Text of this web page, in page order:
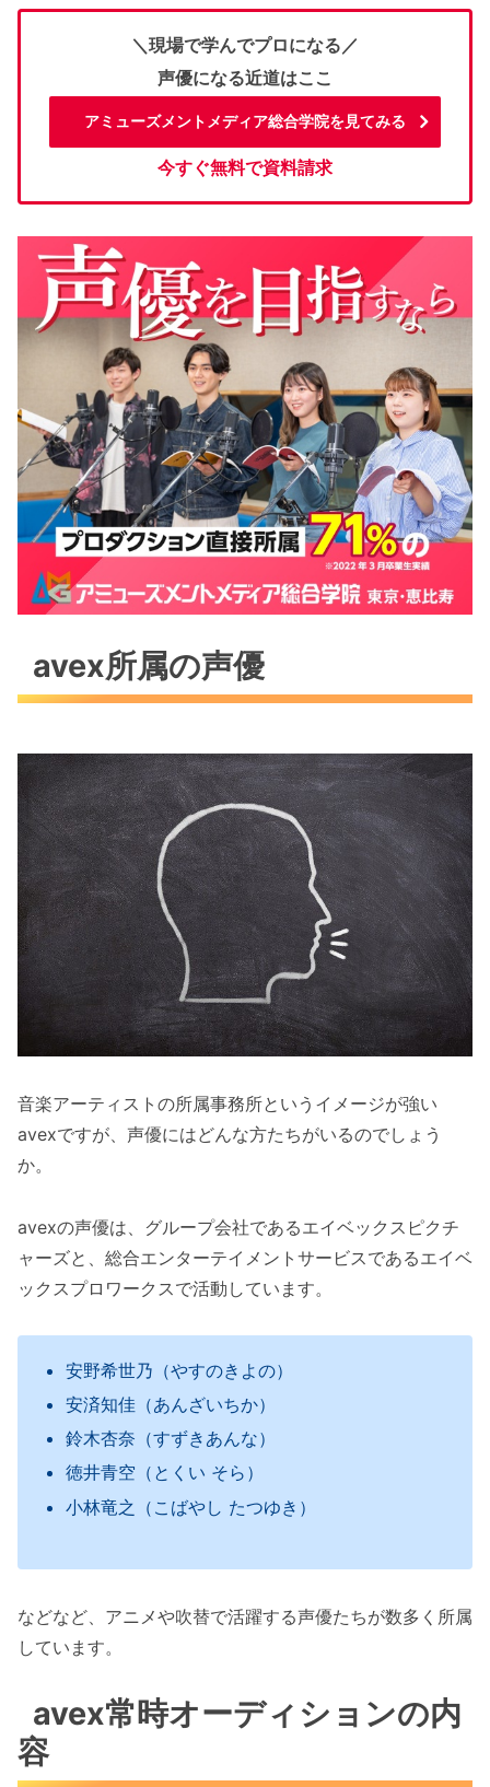
＼現場で学んでプロになる／
声優になる近道はここ
アミューズメントメディア総合学院を見てみる
今すぐ無料で資料請求
avex所属の声優
音楽アーティストの所属事務所というイメージが強い
avexですが、声優にはどんな方たちがいるのでしょう
か。
avexの声優は、グループ会社であるエイベックスピクチ
ャーズと、総合エンターテイメントサービスであるエイベ
ックスプロワークスで活動しています。
安野希世乃（やすのきよの）
安済知佳（あんざいちか）
鈴木杏奈（すずきあんな）
徳井青空（とくい そら）
小林竜之（こばやし たつゆき）
などなど、アニメや吹替で活躍する声優たちが数多く所属
しています。
avex常時オーディションの内
容